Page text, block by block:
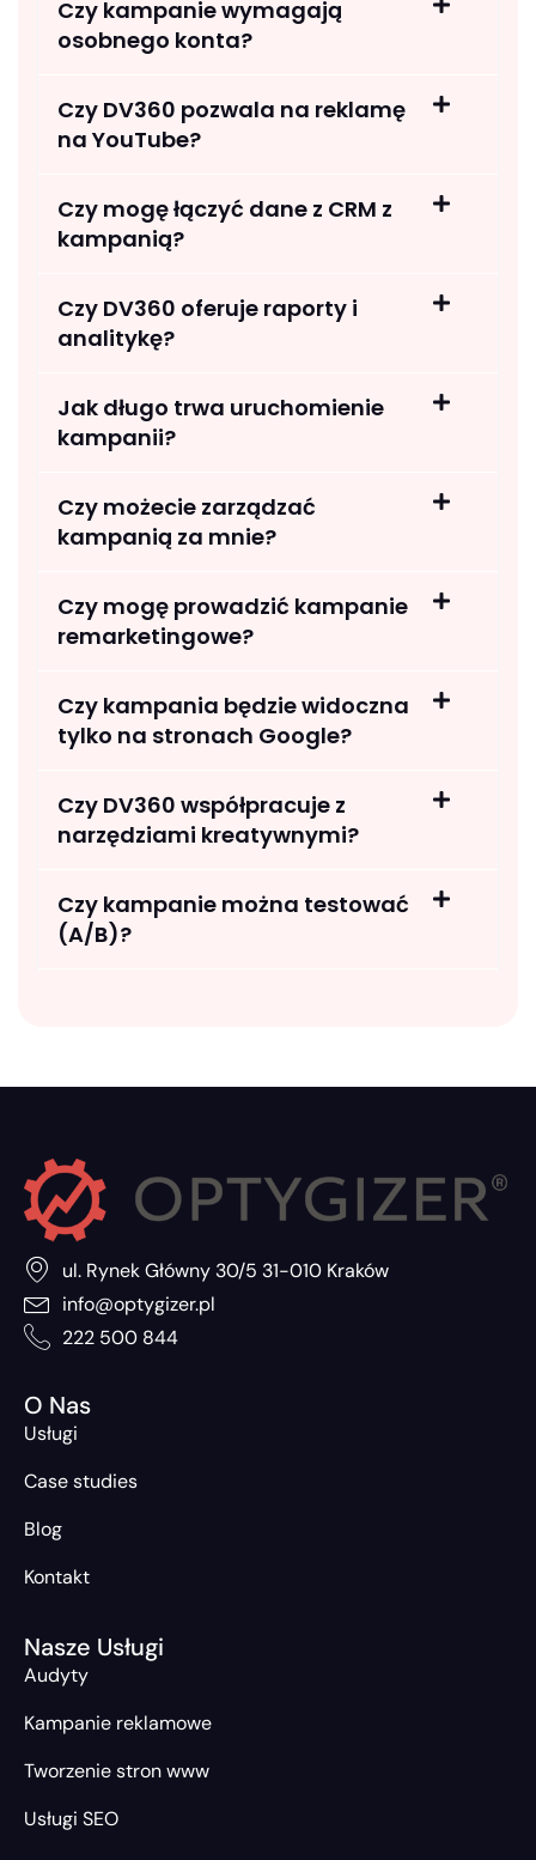
Czy kampanie wymagają
osobnego konta?
Czy DV360 pozwala na reklamę
na YouTube?
Czy mogę łączyć dane z CRM z
kampanią?
Czy DV360 oferuje raporty i
analitykę?
Jak długo trwa uruchomienie
kampanii?
Czy możecie zarządzać
kampanią za mnie?
Czy mogę prowadzić kampanie
remarketingowe?
Czy kampania będzie widoczna
tylko na stronach Google?
Czy DV360 współpracuje z
narzędziami kreatywnymi?
Czy kampanie można testować
(A/B)?
ul. Rynek Główny 30/5 31-010 Kraków
info@optygizer.pl
222 500 844
O Nas
Usługi
Case studies
Blog
Kontakt
Nasze Usługi
Audyty
Kampanie reklamowe
Tworzenie stron www
Usługi SEO